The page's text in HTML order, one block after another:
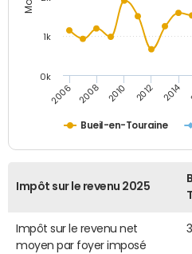
Bueil-en-Touraine
2006 2008 2010 2012 2014
0k
1k
Impôt sur le revenu 2025
Impôt sur le revenu net
moyen par foyer imposé